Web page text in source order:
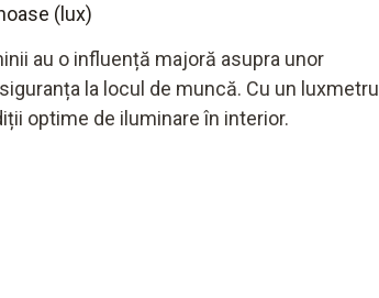
(lux)
au o influență majoră asupra unor
la locul de muncă. Cu un luxmetru
optime de iluminare în interior.